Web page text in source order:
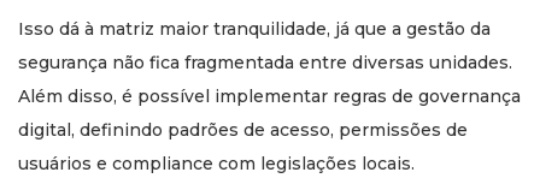
Isso dá à matriz maior tranquilidade, já que a gestão da
segurança não fica fragmentada entre diversas unidades.
Além disso, é possível implementar regras de governança
digital, definindo padrões de acesso, permissões de
usuários e compliance com legislações locais.